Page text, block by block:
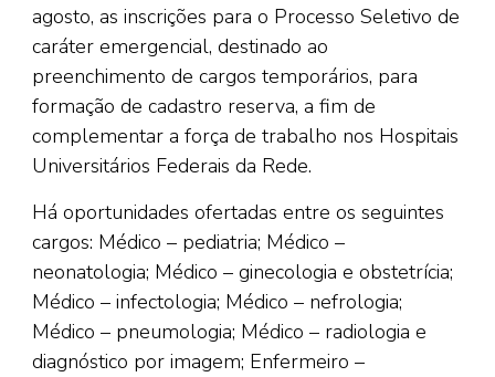
agosto, as inscrições para o Processo Seletivo de
caráter emergencial, destinado ao
preenchimento de cargos temporários, para
formação de cadastro reserva, a fim de
complementar a força de trabalho nos Hospitais
Universitários Federais da Rede.
Há oportunidades ofertadas entre os seguintes
cargos: Médico – pediatria; Médico –
neonatologia; Médico – ginecologia e obstetrícia;
Médico – infectologia; Médico – nefrologia;
Médico – pneumologia; Médico – radiologia e
diagnóstico por imagem; Enfermeiro –